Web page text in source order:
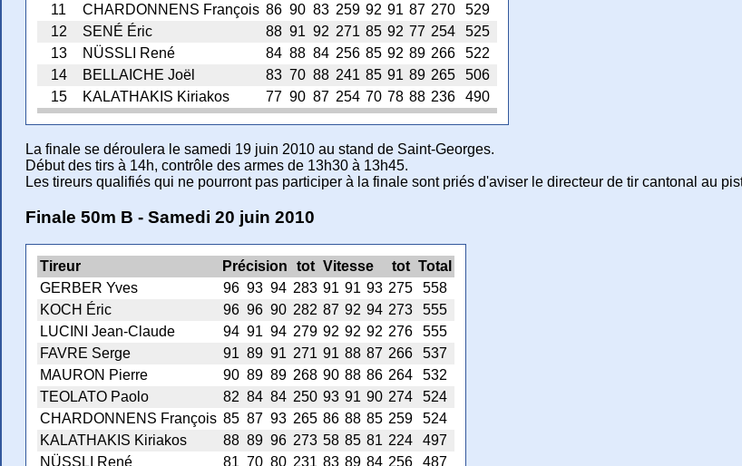
11
CHARDONNENS François 86 90 83 259 92 91 87 270
529
12
SENÉ Éric 88 91 92 271 85 92 77 254
525
13
NÜSSLI René 84 88 84 256 85 92 89 266
522
14
BELLAICHE Joël 83 70 88 241 85 91 89 265
506
15
KALATHAKIS Kiriakos 77 90 87 254 70 78 88 236 490
La finale se déroulera le samedi 19 juin 2010 au stand de Saint-Georges.
Début des tirs à 14h, contrôle des armes de 13h30 à 13h45.
Les tireurs qualifiés qui ne pourront pas participer à la finale sont priés d'aviser le directeur de tir cantonal au
Finale 50m B - Samedi 20 juin 2010
Tireur Précision tot Vitesse tot Total
GERBER Yves
96 93 94 283 91 91 93 275
558
KOCH Éric
96 96 90 282 87 92 94 273
555
LUCINI Jean-Claude
94 91 94 279 92 92 92 276
555
FAVRE Serge
91 89 91 271 91 88 87 266
537
MAURON Pierre
90 89 89 268 90 88 86 264
532
TEOLATO Paolo
82 84 84 250 93 91 90 274
524
CHARDONNENS François 85 87 93 265 86 88 85 259
524
KALATHAKIS Kiriakos
88 89 96 273 58 85 81 224
497
NÜSSLI René
81 70 80 231 83 89 84 256 487